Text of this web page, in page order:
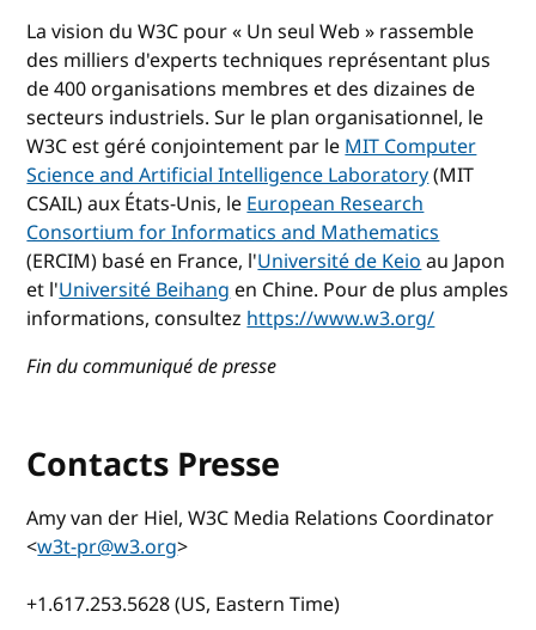
La vision du W3C pour « Un seul Web » rassemble
des milliers d'experts techniques représentant plus
de 400 organisations membres et des dizaines de
secteurs industriels. Sur le plan organisationnel, le
W3C est géré conjointement par leMIT Computer
Science and Artificial Intelligence Laboratory(MIT
CSAIL) aux États-Unis, leEuropean Research
Consortium for Informatics and Mathematics
(ERCIM) basé en France, l'Université de Keioau Japon
et l'Université Beihangen Chine. Pour de plus amples
informations, consultezhttps://www.w3.org/
Fin du communiqué de presse
Contacts Presse
Amy van der Hiel, W3C Media Relations Coordinator
<w3t-pr@w3.org>
+1.617.253.5628 (US, Eastern Time)